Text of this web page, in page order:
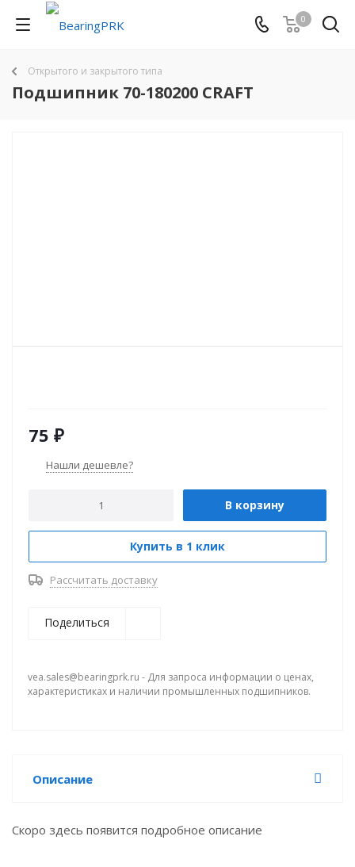
0
Открытого и закрытого типа
Подшипник 70-180200 CRAFT
75 ₽
Нашли дешевле?
В корзину
Купить в 1 клик
Рассчитать доставку
Поделиться
vea.sales@bearingprk.ru - Для запроса информации о ценах,
характеристиках и наличии промышленных подшипников.
Описание
Скоро здесь появится подробное описание